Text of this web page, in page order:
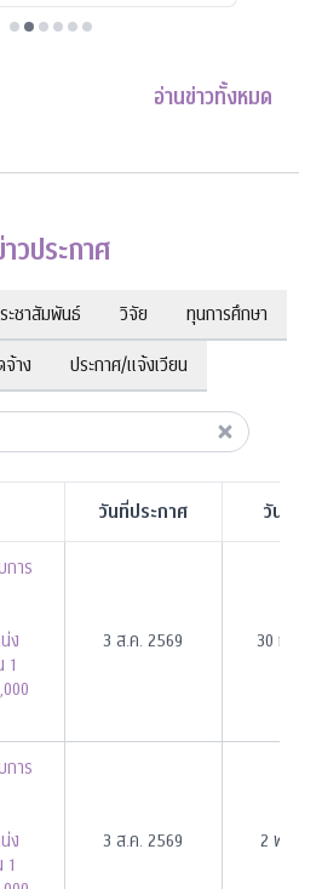
อ่านข่าวทั้งหมด
วประกาศ
ะชาสัมพันธ์ วิจัย
ทุนการศึกษา
าง
ประกาศ/แจ้งเวียน
วันที่ประกาศ วันที่สิ้น
การ
ง
1
3 ส.ค. 2569 30 ก.ย.
การ
ง
1
3 ส.ค. 2569 2 พ.ย.